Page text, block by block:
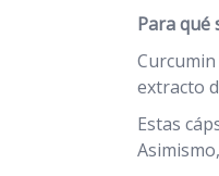
Para qué
extracto
Estas